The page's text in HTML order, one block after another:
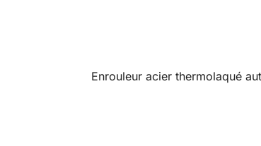
Enrouleur acier thermolaqué